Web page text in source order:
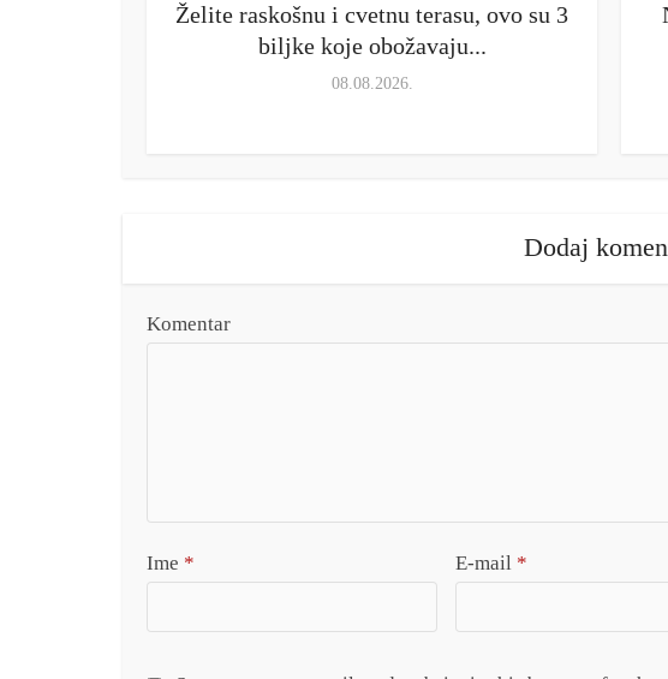
Želite raskošnu i cvetnu terasu, ovo su 3
biljke koje obožavaju...
08.08.2026.
Dodaj
Komentar
Ime * E-mail *